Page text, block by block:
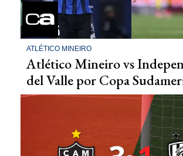
ATLÉTICO MINEIRO
Atlético Mineiro vs
del Valle por Copa